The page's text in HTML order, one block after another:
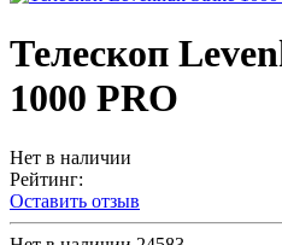
Телескоп
1000 PRO
Нет в наличии
Рейтинг:
Оставить отзыв